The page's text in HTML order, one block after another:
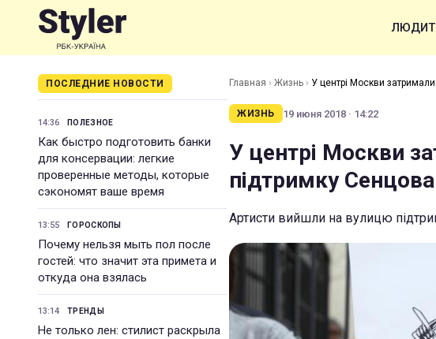
ЛЮДИ
ПОСЛЕДНИЕ НОВОСТИ
14:36 ПОЛЕЗНОЕ
Как быстро подготовить банки
для консервации: легкие
проверенные методы, которые
сэкономят ваше время
13:55 ГОРОСКОПЫ
Почему нельзя мыть пол после
гостей: что значит эта примета и
откуда она взялась
13:14 ТРЕНДЫ
Не только лен: стилист раскрыла
Главная › Жизнь › У центрі Москви
ЖИЗНЬ 19 июня 2018 · 14:22
У центрі Москви
підтримку
Артисти вийшли на вулицю